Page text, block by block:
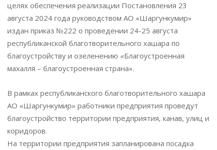
целях обеспечения реализации Постановления 23
августа 2024 года руководством АО «Шаргункумир»
издан приказ №222 о проведении 24-25 августа
республиканской благотворительного хашара по
благоустройству и озеленению «Благоустроенная
махалля – благоустроенная страна».
В рамках республиканского благотворительного хашара
АО «Шаргункумир» работники предприятия проведут
благоустройство территории предприятия, канав, улиц и
коридоров.
На территории предприятия запланирована посадка